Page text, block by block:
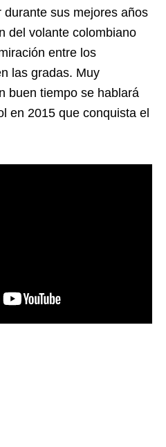
durante sus mejores años
del volante colombiano
entre los
las gradas. Muy
buen tiempo se hablará
en 2015 que conquista el